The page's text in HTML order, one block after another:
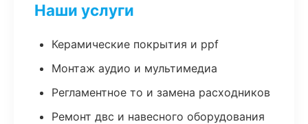
Наши услуги
Керамические покрытия и ppf
Монтаж аудио и мультимедиа
Регламентное то и замена расходников
Ремонт двс и навесного оборудования